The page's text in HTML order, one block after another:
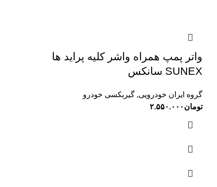
واتر پمپ همراه واشر کلیه پراید ها
SUNEX سانکس
گروه ایران خودرویی, گیربکسی خودرو
تومان ۲.۵۵۰.۰۰۰